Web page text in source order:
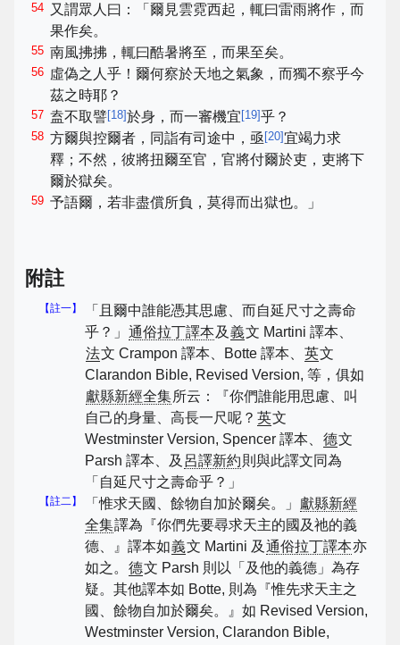
54 又謂眾人曰：「爾見雲霓西起，輒曰雷雨將作，而
果作矣。
55 南風拂拂，輒曰酷暑將至，而果至矣。
56 虛偽之人乎！爾何察於天地之氣象，而獨不察乎今
茲之時耶？
57 盍不取譬[18]於身，而一審機宜 [19]乎？
58 方爾與控爾者，同詣有司途中，亟 [20]宜竭力求
釋；不然，彼將扭爾至官，官將付爾於吏，吏將下
爾於獄矣。
59 予語爾，若非盡償所負，莫得而出獄也。」
附註
【註一】
「且爾中誰能憑其思慮、而自延尺寸之壽命
乎？」 通俗拉丁譯本及 義文 Martini 譯本、
法文 Crampon 譯本、Botte 譯本、 英文
Clarandon Bible, Revised Version, 等，俱如
獻縣新經全集所云：『你們誰能用思慮、叫
自己的身量、高長一尺呢？ 英文
Westminster Version, Spencer 譯本、 德文
Parsh 譯本、及 呂譯新約則與此譯文同為
「自延尺寸之壽命乎？」
【註二】 「惟求天國、餘物自加於爾矣。」
獻縣新經
全集譯為『你們先要尋求天主的國及祂的義
德、』譯本如義文 Martini 及 通俗拉丁譯本亦
如之。 德文 Parsh 則以「及他的義德」為存
疑。其他譯本如 Botte, 則為『惟先求天主之
國、餘物自加於爾矣。』如 Revised Version,
Westminster Version, Clarandon Bible,